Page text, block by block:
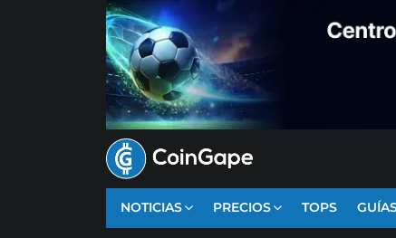
NOTICIAS PRECIOS TOPS